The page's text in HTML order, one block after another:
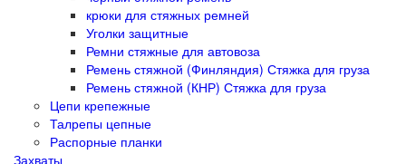
крюки для стяжных ремней
Уголки защитные
Ремни стяжные для автовоза
Ремень стяжной (Финляндия) Стяжка для груза
Ремень стяжной (КНР) Стяжка для груза
Цепи крепежные
Талрепы цепные
Распорные планки
Захваты